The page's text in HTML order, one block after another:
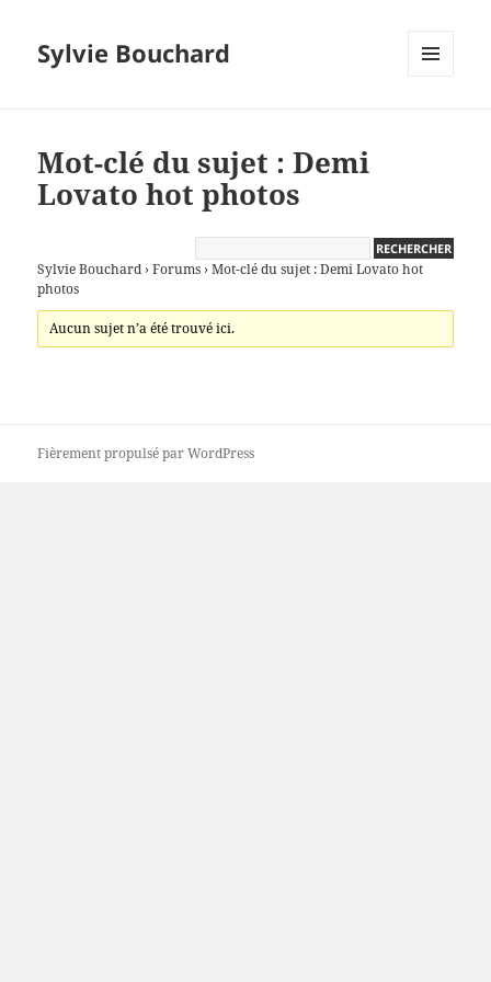
Sylvie Bouchard
Mot-clé du sujet : Demi
Lovato hot photos
Sylvie Bouchard › Forums › Mot-clé du sujet : Demi Lovato hot
photos
Aucun sujet n’a été trouvé ici.
Fièrement propulsé par WordPress